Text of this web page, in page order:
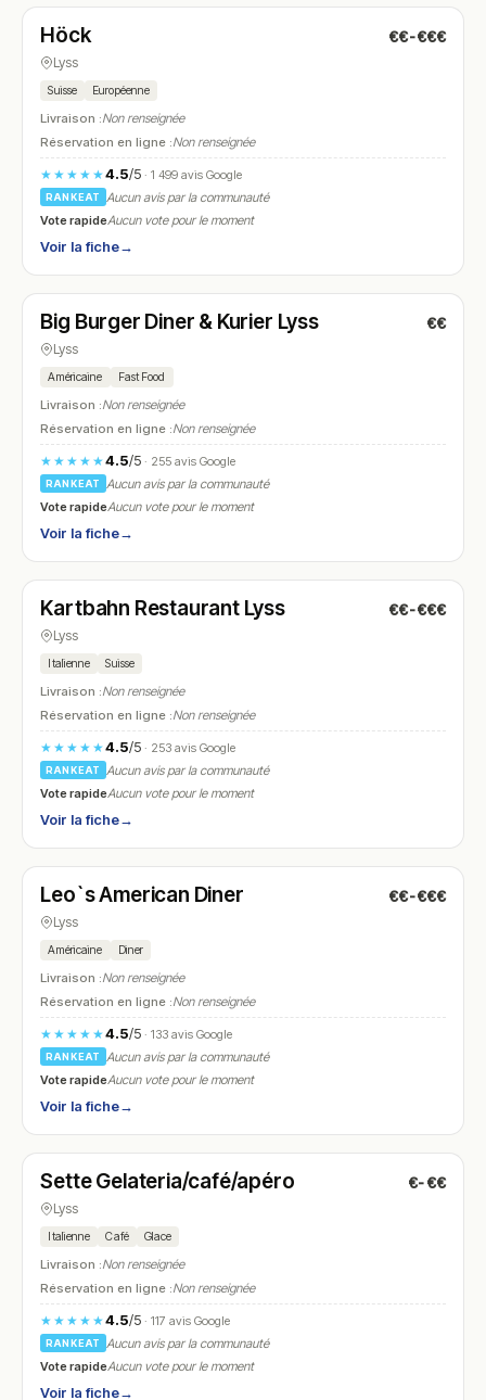
N° 19
Höck €€-€€€
Lyss
Suisse Européenne
Livraison :Non renseignée
Réservation en ligne :Non renseignée
★★★★★4.5/5· 1 499 avis Google
RANKEAT
Aucun avis par la communauté
Vote rapideAucun vote pour le moment
Voir la fiche→
N° 20
Big Burger Diner & Kurier Lyss €€
Lyss
Américaine Fast Food
Livraison :Non renseignée
Réservation en ligne :Non renseignée
★★★★★4.5/5· 255 avis Google
RANKEAT
Aucun avis par la communauté
Vote rapideAucun vote pour le moment
Voir la fiche→
N° 21
Kartbahn Restaurant Lyss €€-€€€
Lyss
Italienne Suisse
Livraison :Non renseignée
Réservation en ligne :Non renseignée
★★★★★4.5/5· 253 avis Google
RANKEAT
Aucun avis par la communauté
Vote rapideAucun vote pour le moment
Voir la fiche→
N° 22
Leo`s American Diner €€-€€€
Lyss
Américaine Diner
Livraison :Non renseignée
Réservation en ligne :Non renseignée
★★★★★4.5/5· 133 avis Google
RANKEAT
Aucun avis par la communauté
Vote rapideAucun vote pour le moment
Voir la fiche→
N° 23
Sette Gelateria/café/apéro €-€€
Lyss
Italienne Café Glace
Livraison :Non renseignée
Réservation en ligne :Non renseignée
★★★★★4.5/5· 117 avis Google
RANKEAT
Aucun avis par la communauté
Vote rapideAucun vote pour le moment
Voir la fiche→